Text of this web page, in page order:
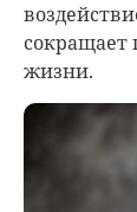
сокращает
жизни.